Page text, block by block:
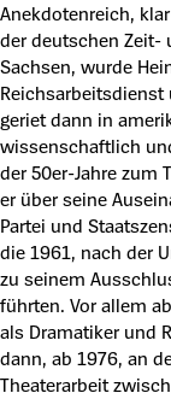
Anekdotenreich,
der deutschen Zeit-
Sachsen, wurde
geriet dann in
wissenschaftlich
der 50er-Jahre zum
er über seine
Partei und
die 1961, nach der
zu seinem
führten. Vor allem
als Dramatiker und
dann, ab 1976, an
Theaterarbeit